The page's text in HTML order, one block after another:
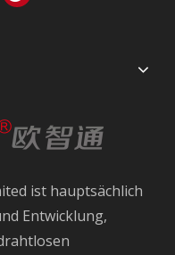
ist hauptsächlich
Entwicklung,